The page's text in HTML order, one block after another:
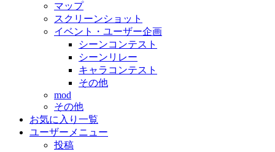
マップ
スクリーンショット
イベント・ユーザー企画
シーンコンテスト
シーンリレー
キャラコンテスト
その他
mod
その他
お気に入り一覧
ユーザーメニュー
投稿